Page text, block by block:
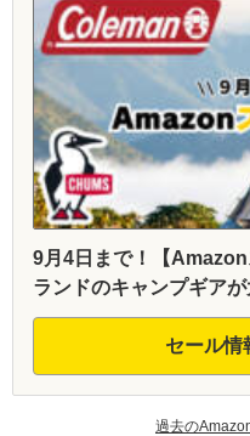
9月4日まで！【
ランドのキャンプギアが
セール情
過去の